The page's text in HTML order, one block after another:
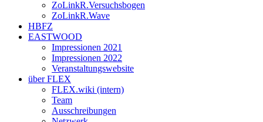
ZoLinkR.Versuchsbogen
ZoLinkR.Wave
HBFZ
EASTWOOD
Impressionen 2021
Impressionen 2022
Veranstaltungswebsite
über FLEX
FLEX.wiki (intern)
Team
Ausschreibungen